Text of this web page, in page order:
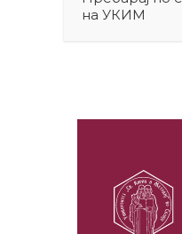
на УКИМ